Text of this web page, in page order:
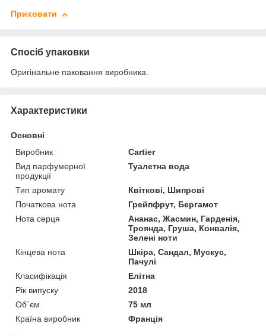
Приховати
Спосіб упаковки
Оригінальне паковання виробника.
Характеристики
Основні
Виробник
Cartier
Вид парфумерної
продукції
Туалетна вода
Тип аромату
Квіткові, Шипрові
Початкова нота
Грейпфрут, Бергамот
Нота серця
Ананас, Жасмин, Гарденія,
Троянда, Груша, Конвалія,
Зелені ноти
Кінцева нота
Шкіра, Сандал, Мускус,
Пачулі
Класифікація
Елітна
Рік випуску
2018
Об`єм
75 мл
Країна виробник
Франція